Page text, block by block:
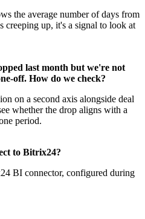
the average number of days from
creeping up, it's a signal to look at
last month but we're not
off. How do we check?
on a second axis alongside deal
whether the drop aligns with a
period.
to Bitrix24?
BI connector, configured during